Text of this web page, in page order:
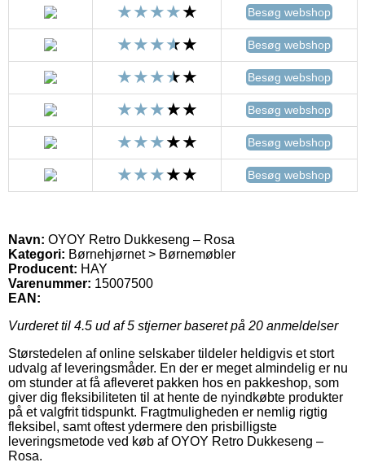
Besøg webshop
Besøg webshop
Besøg webshop
Besøg webshop
Besøg webshop
Besøg webshop
Navn: OYOY Retro Dukkeseng – Rosa
Kategori: Børnehjørnet > Børnemøbler
Producent: HAY
Varenummer: 15007500
EAN:
Vurderet til 4.5 ud af 5 stjerner baseret på 20 anmeldelser
Størstedelen af online selskaber tildeler heldigvis et stort
udvalg af leveringsmåder. En der er meget almindelig er nu
om stunder at få afleveret pakken hos en pakkeshop, som
giver dig fleksibiliteten til at hente de nyindkøbte produkter
på et valgfrit tidspunkt. Fragtmuligheden er nemlig rigtig
fleksibel, samt oftest ydermere den prisbilligste
leveringsmetode ved køb af OYOY Retro Dukkeseng –
Rosa.